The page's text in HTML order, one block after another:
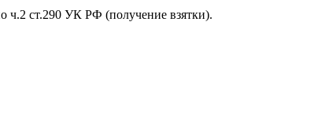
ч.2 ст.290 УК РФ (получение взятки).